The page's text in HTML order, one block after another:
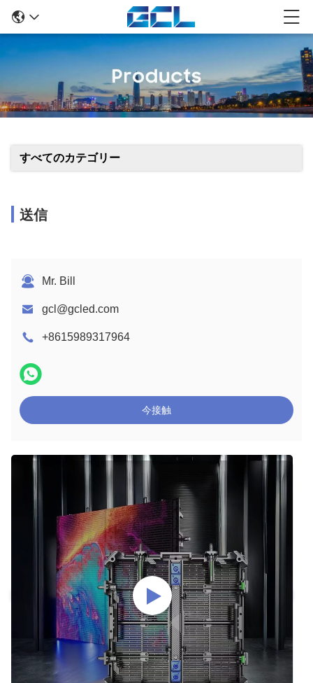
すべてのカテゴリー
送信
Mr. Bill
gcl@gcled.com
+8615989317964
今接触